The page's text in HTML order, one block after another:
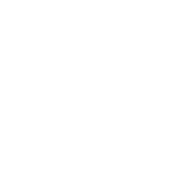
en action
à la demande pour
simplifie les tâches